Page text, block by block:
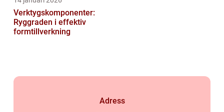
Verktygskomponenter:
Ryggraden i effektiv
formtillverkning
Adress